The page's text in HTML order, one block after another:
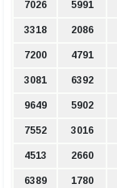
7026 5991
3318 2086
7200 4791
3081 6392
9649 5902
7552 3016
4513 2660
6389 1780